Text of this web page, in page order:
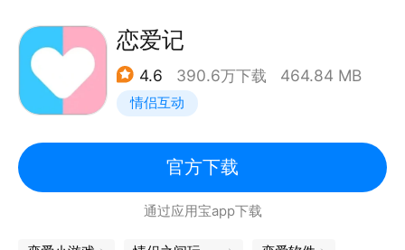
恋爱记
4.6 390.6万下载 464.84 MB
情侣互动
官方下载
通过应用宝app下载